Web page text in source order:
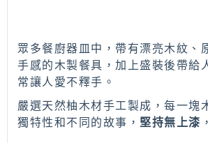
眾多餐廚器皿中，帶有漂亮木紋、
手感的木製餐具，加上盛裝後帶給
常讓人愛不釋手。
嚴選天然柚木材手工製成，每一塊
獨特性和不同的故事， 堅持無上漆